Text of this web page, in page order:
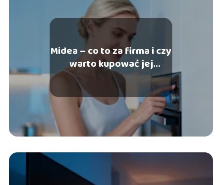
Midea – co to za firma i czy
warto kupować jej
produkty?